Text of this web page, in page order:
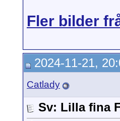
Fler bilder
2024-11-21,
Catlady
Sv: Lilla fina